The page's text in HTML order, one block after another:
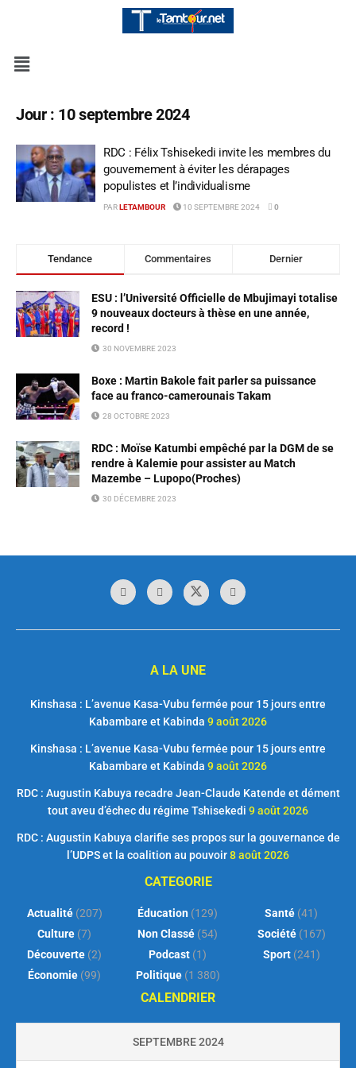
Jour : 10 septembre 2024
RDC : Félix Tshisekedi invite les membres du
gouvernement à éviter les dérapages
populistes et l’individualisme
PAR LETAMBOUR 10 SEPTEMBRE 2024 0
Tendance Commentaires Dernier
ESU : l’Université Officielle de Mbujimayi totalise
9 nouveaux docteurs à thèse en une année,
record !
30 NOVEMBRE 2023
Boxe : Martin Bakole fait parler sa puissance
face au franco-camerounais Takam
28 OCTOBRE 2023
RDC : Moïse Katumbi empêché par la DGM de se
rendre à Kalemie pour assister au Match
Mazembe – Lupopo(Proches)
30 DÉCEMBRE 2023
A LA UNE
Kinshasa : L’avenue Kasa-Vubu fermée pour 15 jours entre
Kabambare et Kabinda 9 août 2026
Kinshasa : L’avenue Kasa-Vubu fermée pour 15 jours entre
Kabambare et Kabinda 9 août 2026
RDC : Augustin Kabuya recadre Jean-Claude Katende et dément
tout aveu d’échec du régime Tshisekedi 9 août 2026
RDC : Augustin Kabuya clarifie ses propos sur la gouvernance de
l’UDPS et la coalition au pouvoir8 août 2026
CATEGORIE
Actualité(207)
Culture (7)
Découverte (2)
Économie (99)
Éducation (129)
Non Classé (54)
Podcast (1)
Politique(1 380)
Santé (41)
Société(167)
Sport(241)
CALENDRIER
SEPTEMBRE 2024